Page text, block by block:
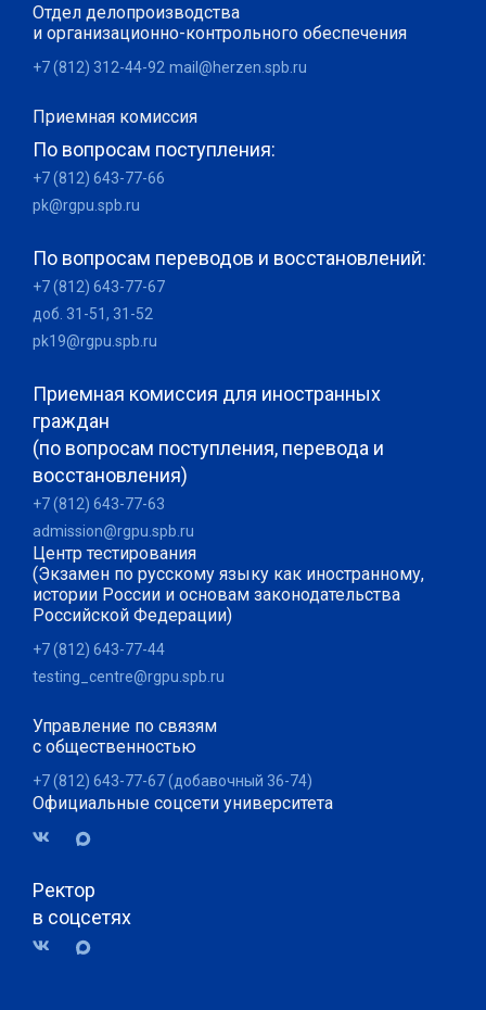
Отдел делопроизводства
и организационно-контрольного обеспечения
+7 (812) 312-44-92 mail@herzen.spb.ru
Приемная комиссия
По вопросам поступления:
+7 (812) 643-77-66
pk@rgpu.spb.ru
По вопросам переводов и восстановлений:
+7 (812) 643-77-67
доб. 31-51, 31-52
pk19@rgpu.spb.ru
Приемная комиссия для иностранных
граждан
(по вопросам поступления, перевода и
восстановления)
+7 (812) 643-77-63
admission@rgpu.spb.ru
Центр тестирования
(Экзамен по русскому языку как иностранному,
истории России и основам законодательства
Российской Федерации)
+7 (812) 643-77-44
testing_centre@rgpu.spb.ru
Управление по связям
с общественностью
+7 (812) 643-77-67 (добавочный 36-74)
Официальные соцсети университета
Ректор
в соцсетях